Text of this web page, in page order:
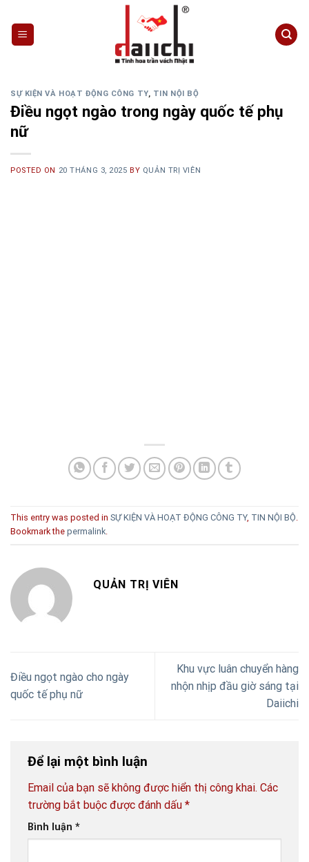
content
SỰ KIỆN VÀ HOẠT ĐỘNG CÔNG TY, TIN NỘI BỘ
Điều ngọt ngào trong ngày quốc tế phụ
nữ
POSTED ON 20 THÁNG 3, 2025 BY QUẢN TRỊ VIÊN
This entry was posted in SỰ KIỆN VÀ HOẠT ĐỘNG CÔNG TY, TIN NỘI BỘ
Bookmark the permalink
QUẢN TRỊ VIÊN
Điều ngọt ngào cho ngày
quốc tế phụ nữ
Khu vực luân chuyển hàng
nhộn nhịp đầu giờ sáng tại
Daiichi
Để lại một bình luận
Email của bạn sẽ không được hiển thị công khai. Các
trường bắt buộc được đánh dấu *
Bình luận *